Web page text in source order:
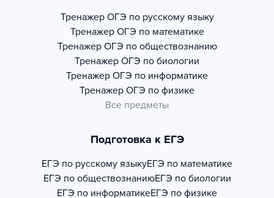
Тренажер ОГЭ по русскому языку
Тренажер ОГЭ по математике
Тренажер ОГЭ по обществознанию
Тренажер ОГЭ по биологии
Тренажер ОГЭ по информатике
Тренажер ОГЭ по физике
Все предметы
Подготовка к ЕГЭ
ЕГЭ по русскому языкуЕГЭ по математике
ЕГЭ по обществознаниюЕГЭ по биологии
ЕГЭ по информатикеЕГЭ по физике